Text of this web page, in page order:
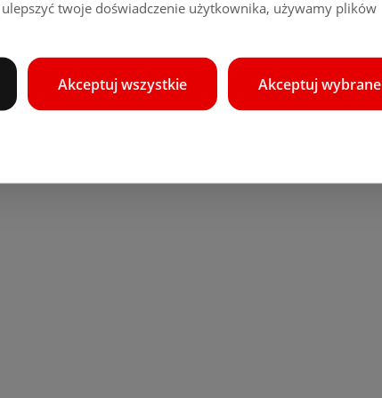
twoje doświadczenie użytkownika, używamy plików
Akceptuj wybrane
Akceptuj wszystkie